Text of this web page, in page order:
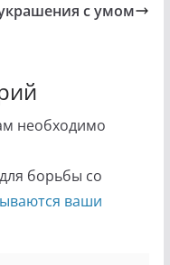
с умом
необходимо
борьбы со
ваши